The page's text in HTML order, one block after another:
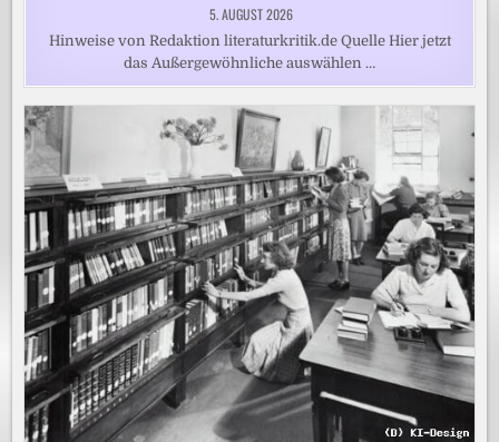
5. AUGUST 2026
Hinweise von Redaktion literaturkritik.de Quelle Hier jetzt
das Außergewöhnliche auswählen …